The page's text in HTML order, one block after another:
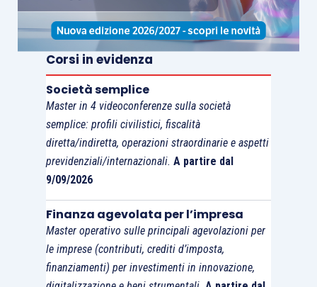
(ovverosia quelle che hanno peroggetto sociale
esclusivoladetenzione di partecipazione,
senza possibilità di esercizio di ulteriori attività
infragruppo di qualsivoglia natura) erano (e
rimangono)soggetteall’obbligo di
comunicazione all’Anagrafe Tributaria
loro costituzione (in quanto sarebbe stato
tautologico attendere di verificare una
economico).
In seguito al recepimento dellaDirettiva “Atad”
invece, le “ società di partecipazione non
Corsi in evidenza
Società semplice
Master in 4 videoconferenze sulla società
semplice: profili civilistici, fiscalità
diretta/indiretta, operazioni straordinarie e aspetti
previdenziali/internazionali. A partire dal
9/09/2026
Finanza agevolata per l’impresa
Master operativo sulle principali agevolazioni per
le imprese (contributi, crediti d’imposta,
finanziamenti) per investimenti in innovazione,